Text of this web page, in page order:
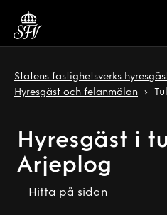
Statens fastighetsverks
Hyresgäst och felanmälan
Hyresgäst i
Arjeplog
Hitta på sidan